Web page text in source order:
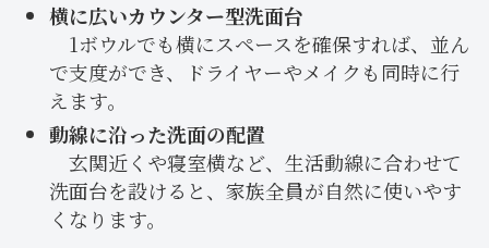
横に広いカウンター型洗面台
1ボウルでも横にスペースを確保すれば、並ん
で支度ができ、ドライヤーやメイクも同時に行
えます。
動線に沿った洗面の配置
玄関近くや寝室横など、生活動線に合わせて
洗面台を設けると、家族全員が自然に使いやす
くなります。